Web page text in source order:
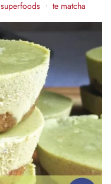
superfoods • te matcha